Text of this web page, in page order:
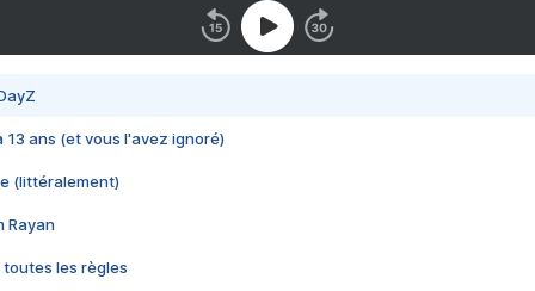
13 ans (et vous l'avez ignoré)
(littéralement)
Rayan
toutes les règles